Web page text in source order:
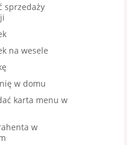
sprzedaży
na wesele
w domu
karta menu w
w